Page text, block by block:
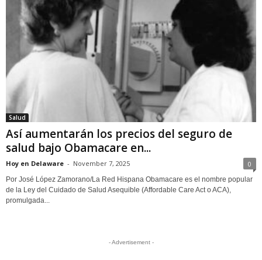
Salud
Así aumentarán los precios del seguro de
salud bajo Obamacare en...
Hoy en Delaware - November 7, 2025 0
Por José López Zamorano/La Red Hispana Obamacare es el nombre popular
de la Ley del Cuidado de Salud Asequible (Affordable Care Act o ACA),
promulgada...
- Advertisement -